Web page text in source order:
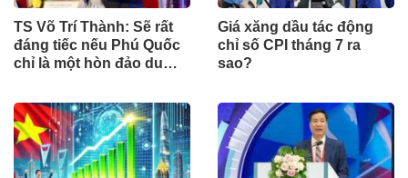
TS Võ Trí Thành: Sẽ rất
đáng tiếc nếu Phú Quốc
chỉ là một hòn đảo du
Giá xăng dầu tác động
chỉ số CPI tháng 7 ra
sao?